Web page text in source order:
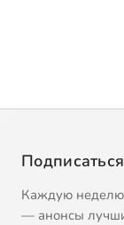
Каждую
— анонсы